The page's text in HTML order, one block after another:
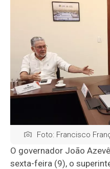
Foto: Francisco
O governador João
sexta-feira (9), o